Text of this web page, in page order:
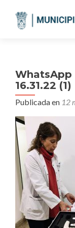
WhatsApp
16.31.22 (1)
Publicada en 12